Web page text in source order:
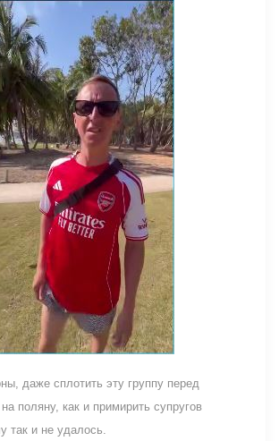
даже сплотить эту группу перед
поляну, как и примирить супругов
так и не удалось.